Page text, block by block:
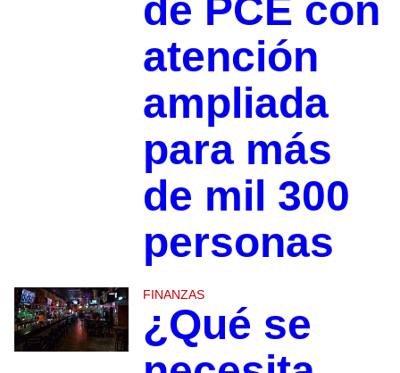
de PCE con
atención
ampliada
para más
de mil 300
personas
FINANZAS
¿Qué se